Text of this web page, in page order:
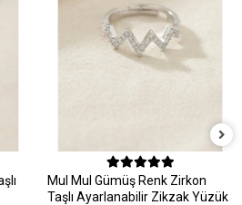
MuI MuI Gümüş Renk Zirkon
Taşlı Ayarlanabilir Zikzak Yüzük